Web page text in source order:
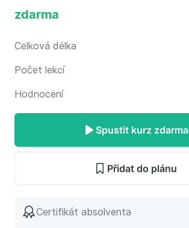
zdarma
Celková délka
Počet lekcí
Hodnocení
Spustit kurz zdarma
Přidat do plánu
Certifikát absolventa